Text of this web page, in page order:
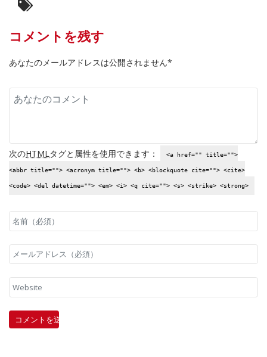
コメントを残す
あなたのメールアドレスは公開されません*
次のHTMLタグと属性を使用できます： <a href="" title="">
<abbr title=""> <acronym title=""> <b> <blockquote cite=""> <cite>
<code> <del datetime=""> <em> <i> <q cite=""> <s> <strike> <strong>